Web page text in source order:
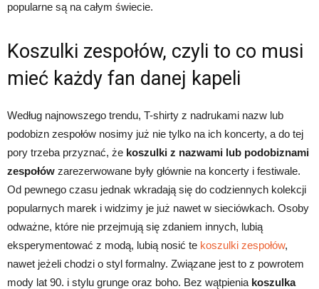
popularne są na całym świecie.
Koszulki zespołów, czyli to co musi
mieć każdy fan danej kapeli
Według najnowszego trendu, T-shirty z nadrukami nazw lub
podobizn zespołów nosimy już nie tylko na ich koncerty, a do tej
pory trzeba przyznać, że koszulki z nazwami lub podobiznami
zespołów zarezerwowane były głównie na koncerty i festiwale.
Od pewnego czasu jednak wkradają się do codziennych kolekcji
popularnych marek i widzimy je już nawet w sieciówkach. Osoby
odważne, które nie przejmują się zdaniem innych, lubią
eksperymentować z modą, lubią nosić te koszulki zespołów,
nawet jeżeli chodzi o styl formalny. Związane jest to z powrotem
mody lat 90. i stylu grunge oraz boho. Bez wątpienia koszulka